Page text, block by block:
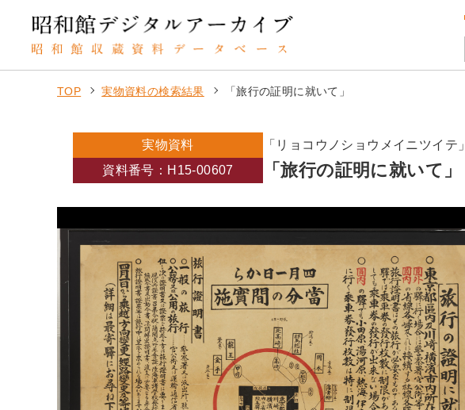
TOP 実物資料の検索結果 「旅行の証明に就いて」
実物資料
「リョコウノショウメイニツイテ」
資料番号：H15-00607
「旅行の証明に就いて」